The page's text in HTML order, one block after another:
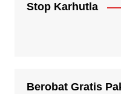
Stop Karhutla
Berobat Gratis